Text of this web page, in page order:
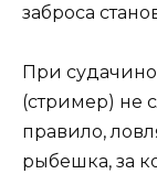
заброса
При
(стример) не
правило,
рыбешка, за